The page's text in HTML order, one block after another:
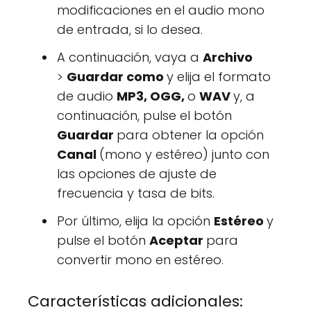
modificaciones en el audio mono
de entrada, si lo desea.
A continuación, vaya a Archivo
> Guardar como y elija el formato
de audio MP3, OGG,o WAVy, a
continuación, pulse el botón
Guardar para obtener la opción
Canal (mono y estéreo) junto con
las opciones de ajuste de
frecuencia y tasa de bits.
Por último, elija la opción Estéreo y
pulse el botón Aceptar para
convertir mono en estéreo.
Características adicionales: